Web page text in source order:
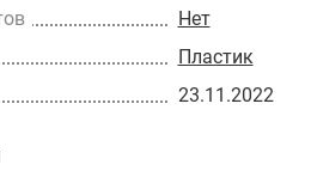
Нет
Пластик
23.11.2022